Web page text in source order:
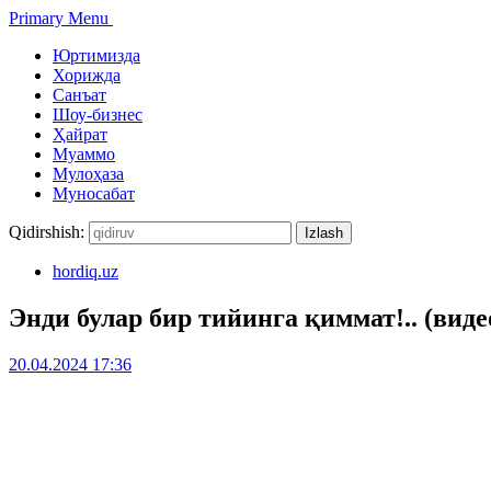
Primary Menu
Юртимизда
Хорижда
Санъат
Шоу-бизнес
Ҳайрат
Муаммо
Мулоҳаза
Муносабат
Qidirshish:
hordiq.uz
Энди булар бир тийинга қиммат!..
20.04.2024 17:36